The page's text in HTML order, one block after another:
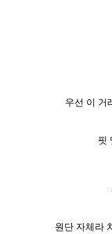
우선 이 거
핏
원단 자체라